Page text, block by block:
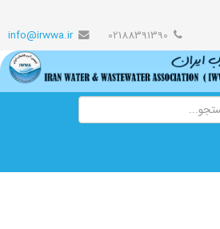
info@irwwa.ir